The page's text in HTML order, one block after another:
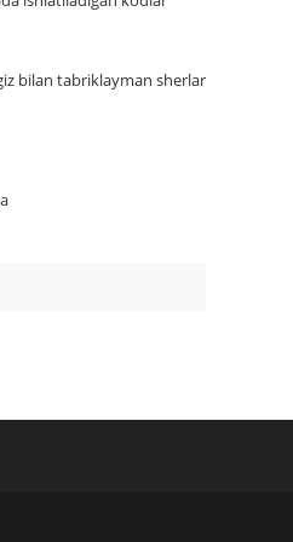
bilan tabriklayman sherlar